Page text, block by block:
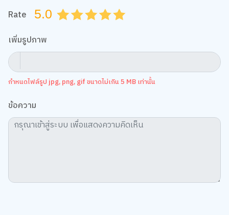
Rate 5.0 4.5
4.0
3.5
3.0
2.5
2.0
1.5
1.0
0.5
เพิ่มรูปภาพ
กำหนดไฟล์รูป jpg, png, gif ขนาดไม่เกิน 5 MB เท่านั้น
ข้อความ